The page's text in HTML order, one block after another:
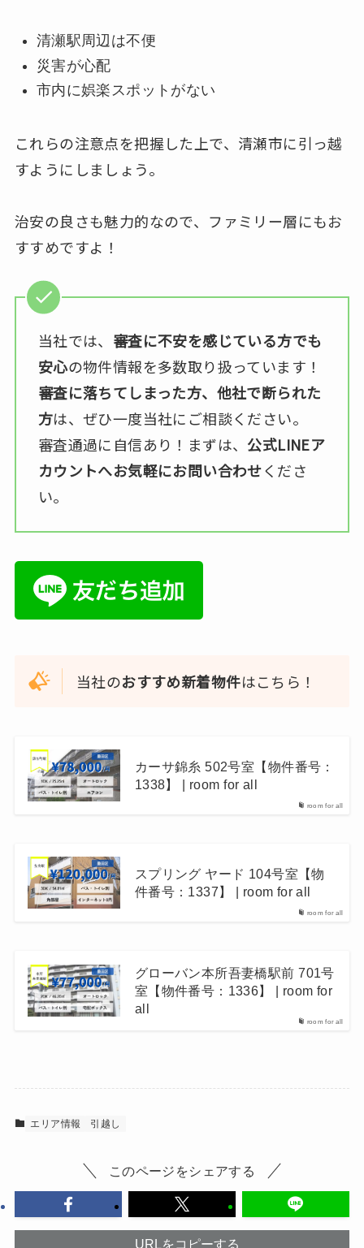
清瀬駅周辺は不便
災害が心配
市内に娯楽スポットがない
これらの注意点を把握した上で、清瀬市に引っ越
すようにしましょう。
治安の良さも魅力的なので、ファミリー層にもお
すすめですよ！
当社では、 審査に不安を感じている方でも
安心の物件情報を多数取り扱っています！
審査に落ちてしまった方、他社で断られた
方は、ぜひ一度当社にご相談ください。
審査通過に自信あり！まずは、 公式LINEア
カウントへお気軽にお問い合わせくださ
い。
当社のおすすめ新着物件はこちら！
room for all
カーサ錦糸 502号室【物件番号：
1338】 | room for all
room for all
スプリング ヤード 104号室【物
件番号：1337】 | room for all
room for all
グローバン本所吾妻橋駅前 701号
室【物件番号：1336】 | room for
all
エリア情報 引越し
このページをシェアする
URLをコピーする